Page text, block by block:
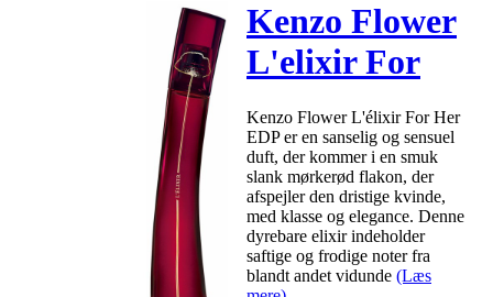
Kenzo Flower
L'elixir For
Her EDP 30
ml
Kenzo Flower L'élixir For Her
EDP er en sanselig og sensuel
duft, der kommer i en smuk
slank mørkerød flakon, der
afspejler den dristige kvinde,
med klasse og elegance. Denne
dyrebare elixir indeholder
saftige og frodige noter fra
blandt andet vidunde (Læs